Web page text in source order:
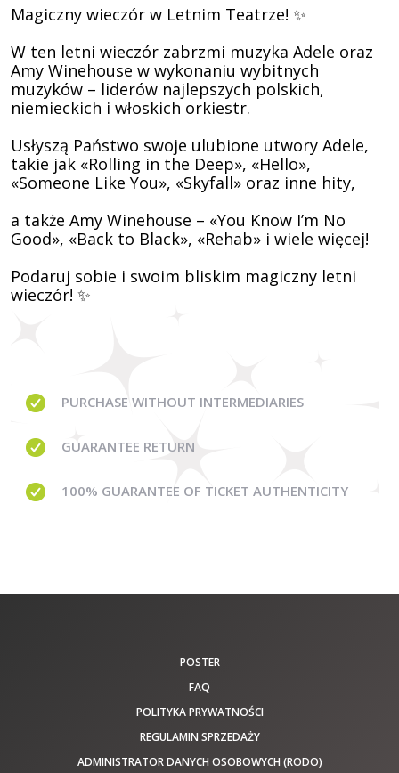
Magiczny wieczór w Letnim Teatrze! ✨
W ten letni wieczór zabrzmi muzyka Adele oraz
Amy Winehouse w wykonaniu wybitnych
muzyków – liderów najlepszych polskich,
niemieckich i włoskich orkiestr.
Usłyszą Państwo swoje ulubione utwory Adele,
takie jak «Rolling in the Deep», «Hello»,
«Someone Like You», «Skyfall» oraz inne hity,
a także Amy Winehouse – «You Know I’m No
Good», «Back to Black», «Rehab» i wiele więcej!
Podaruj sobie i swoim bliskim magiczny letni
wieczór! ✨
PURCHASE WITHOUT INTERMEDIARIES
GUARANTEE RETURN
100% GUARANTEE OF TICKET AUTHENTICITY
POSTER
FAQ
POLITYKA PRYWATNOŚCI
REGULAMIN SPRZEDAŻY
ADMINISTRATOR DANYCH OSOBOWYCH (RODO)